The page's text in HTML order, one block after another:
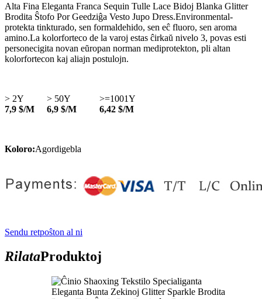
Alta Fina Eleganta Franca Sequin Tulle Lace Bidoj Blanka Glitter
Brodita Ŝtofo Por Geedziĝa Vesto Jupo Dress.Environmental-
protekta tinkturado, sen formaldehido, sen eĉ fluoro, sen aroma
amino.La kolorforteco de la varoj estas ĉirkaŭ nivelo 3, povas esti
personecigita novan eŭropan norman mediprotekton, pli altan
kolorfortecon kaj aliajn postulojn.
> 2Y > 50Y
>=1001Y
7,9 $/M
6,9 $/M 6,42 $/M
Koloro:Agordigebla
Sendu retpoŝton al ni
RilataProduktoj